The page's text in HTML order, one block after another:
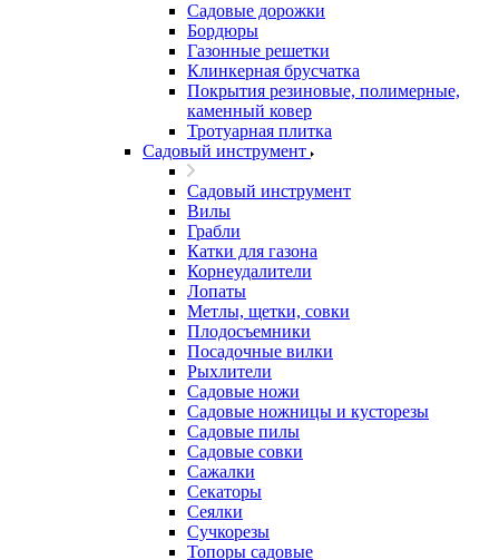
Садовые дорожки
Бордюры
Газонные решетки
Клинкерная брусчатка
Покрытия резиновые, полимерные,
каменный ковер
Тротуарная плитка
Садовый инструмент
Садовый инструмент
Вилы
Грабли
Катки для газона
Корнеудалители
Лопаты
Метлы, щетки, совки
Плодосъемники
Посадочные вилки
Рыхлители
Садовые ножи
Садовые ножницы и кусторезы
Садовые пилы
Садовые совки
Сажалки
Секаторы
Сеялки
Сучкорезы
Топоры садовые